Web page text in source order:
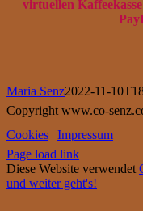
virtuellen
Maria Senz2022-11-
Copyright www.co-
Cookies | Impressum
Page load link
Diese Website verwendet
und weiter geht's!